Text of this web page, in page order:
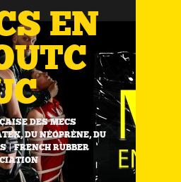
EN
DES MECS
DU NÉOPRÈNE, DU
| FRENCH RUBBER